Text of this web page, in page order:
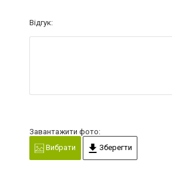
Відгук:
Завантажити фото:
Вибрати
Зберегти